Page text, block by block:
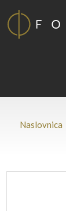
Naslovnica